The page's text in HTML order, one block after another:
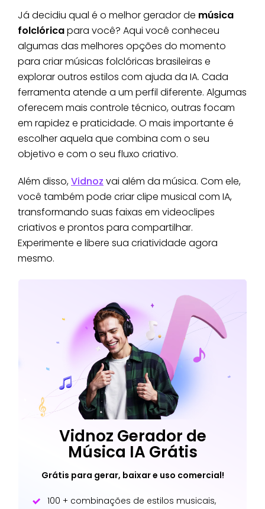
Já decidiu qual é o melhor gerador de música
folclóricapara você? Aqui você conheceu
algumas das melhores opções do momento
para criar músicas folclóricas brasileiras e
explorar outros estilos com ajuda da IA. Cada
ferramenta atende a um perfil diferente. Algumas
oferecem mais controle técnico, outras focam
em rapidez e praticidade. O mais importante é
escolher aquela que combina com o seu
objetivo e com o seu fluxo criativo.
Além disso,Vidnoz vai além da música. Com ele,
você também pode criar clipe musical com IA,
transformando suas faixas em videoclipes
criativos e prontos para compartilhar.
Experimente e libere sua criatividade agora
mesmo.
Vidnoz Gerador de
Música IA Grátis
Grátis para gerar, baixar e uso comercial!
100 + combinações de estilos musicais,